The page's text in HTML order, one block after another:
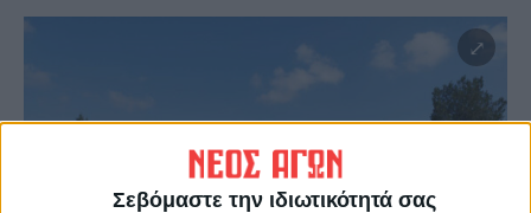
Σεβόμαστε την ιδιωτικότητά σας